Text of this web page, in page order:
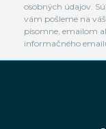
osobných údajov.
vám pošleme na
písomne, emailom
informačného